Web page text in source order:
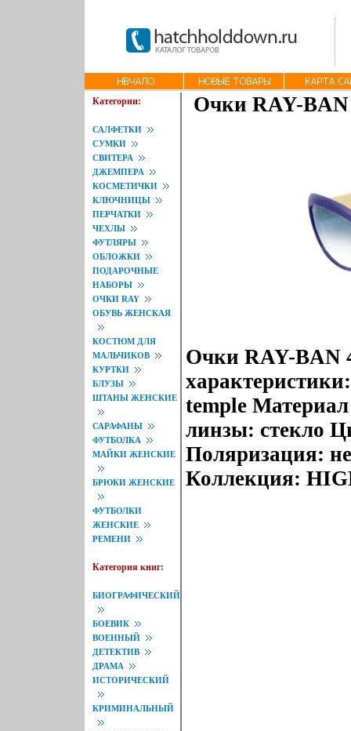
Категории:
САЛФЕТКИ
СУМКИ
СВИТЕРА
ДЖЕМПЕРА
КОСМЕТИЧКИ
КЛЮЧНИЦЫ
ПЕРЧАТКИ
ЧЕХЛЫ
ФУТЛЯРЫ
ОБЛОЖКИ
ПОДАРОЧНЫЕ
НАБОРЫ
ОЧКИ RAY
ОБУВЬ ЖЕНСКАЯ
КОСТЮМ ДЛЯ
МАЛЬЧИКОВ
КУРТКИ
БЛУЗЫ
ШТАНЫ ЖЕНСКИЕ
САРАФАНЫ
ФУТБОЛКА
МАЙКИ ЖЕНСКИЕ
БРЮКИ ЖЕНСКИЕ
ФУТБОЛКИ
ЖЕНСКИЕ
РЕМЕНИ
Категория книг:
БИОГРАФИЧЕСКИЙ
БОЕВИК
ВОЕННЫЙ
ДЕТЕКТИВ
ДРАМА
ИСТОРИЧЕСКИЙ
КРИМИНАЛЬНЫЙ
Очки RAY-BAN
Очки RAY-BAN
temple
линзы: стекло
Поляризация:
Коллекция: